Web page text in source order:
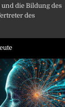
die Bildung des
des